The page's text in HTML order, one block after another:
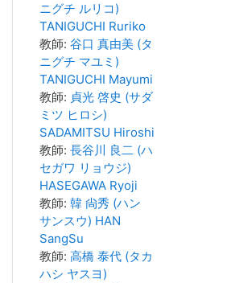
ニグチ ルリコ)
TANIGUCHI Ruriko
教師: 谷口 真由美 (タ
ニグチ マユミ)
TANIGUCHI Mayumi
教師: 貞光 啓史 (サダ
ミツ ヒロシ)
SADAMITSU Hiroshi
教師: 長谷川 良二 (ハ
セガワ リョウジ)
HASEGAWA Ryoji
教師: 韓 尙秀 (ハン
サンスウ) HAN
SangSu
教師: 高橋 泰代 (タカ
ハシ ヤスヨ)